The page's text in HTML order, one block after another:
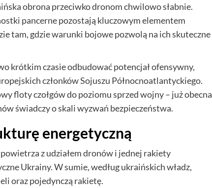
obrona przeciwko dronom chwilowo słabnie.
pancerne pozostają kluczowym elementem
tam, gdzie warunki bojowe pozwolą na ich skuteczne
krótkim czasie odbudować potencjał ofensywny,
członków Sojuszu Północnoatlantyckiego.
floty czołgów do poziomu sprzed wojny – już obecna
świadczy o skali wyzwań bezpieczeństwa.
energetyczną
z udziałem dronów i jednej rakiety
Ukrainy. W sumie, według ukraińskich władz,
oraz pojedynczą rakietę.